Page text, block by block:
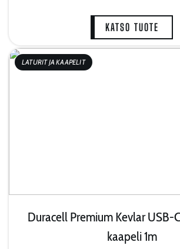
KATSO TUOTE
LATURIT JA KAAPELIT
Duracell Premium Kevlar USB-
kaapeli 1m